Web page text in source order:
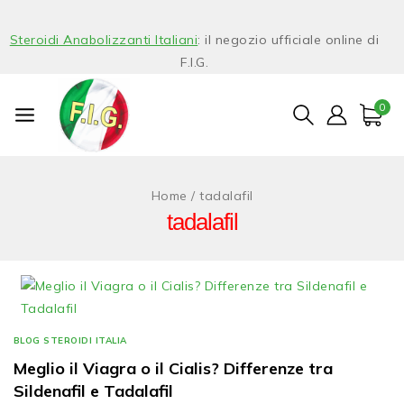
Steroidi Anabolizzanti Italiani: il negozio ufficiale online di
F.I.G.
0
Home / tadalafil
tadalafil
BLOG STEROIDI ITALIA
Meglio il Viagra o il Cialis? Differenze tra
Sildenafil e Tadalafil